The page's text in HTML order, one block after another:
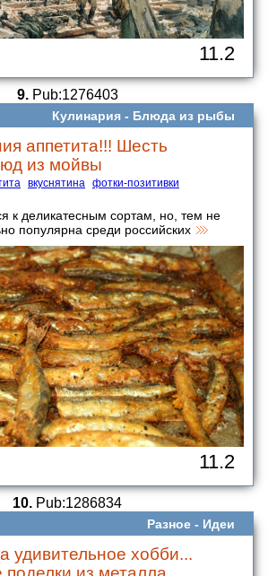
11.2
9.Pub:1276403
Кулинария - Блюда из рыбы
аппетита!!! Шесть
из мойвы
вкуснятина фотки-позитивки
к деликатесным сортам, но, тем не
популярна среди российских
11.2
10. Pub:1286834
Разное - Идеи
удивительное хобби...